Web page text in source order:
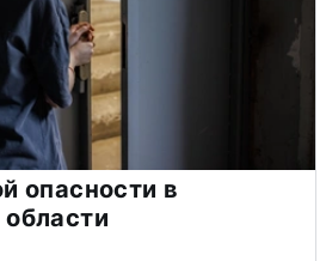
опасности в